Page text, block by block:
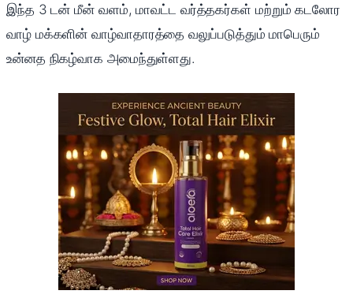
இந்த 3 டன் மீன் வளம், மாவட்ட வர்த்தகர்கள் மற்றும் கடலோர
வாழ் மக்களின் வாழ்வாதாரத்தை வலுப்படுத்தும் மாபெரும்
உன்னத நிகழ்வாக அமைந்துள்ளது.